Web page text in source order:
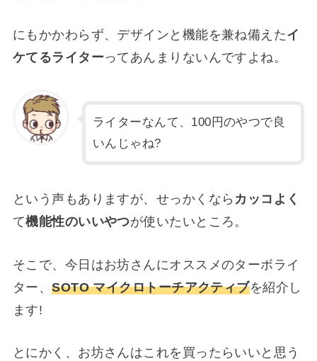
にもかかわらず、デザインと機能を兼ね備えたイ
ケてるライターってあんまりないんですよね。
ライターなんて、100円のやつで良
いんじゃね?
という声もありますが、せっかくなら カッコよく
て機能性のいいやつが使いたいところ。
そこで、今日はお坊さんにオススメのターボライ
ター、SOTO マイクロトーチアクティブを紹介し
ます!
とにかく、お坊さんはこれを買ったらいいと思う